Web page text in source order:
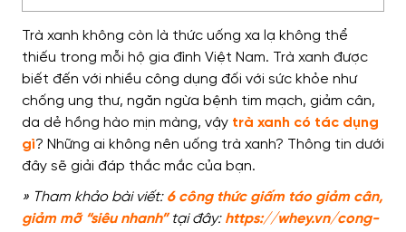
Trà xanh không còn là thức uống xa lạ không thể
thiếu trong mỗi hộ gia đình Việt Nam. Trà xanh được
biết đến với nhiều công dụng đối với sức khỏe như
chống ung thư, ngăn ngừa bệnh tim mạch, giảm cân,
da dẻ hồng hào mịn màng, vậy trà xanh có tác dụng
gì? Những ai không nên uống trà xanh? Thông tin dưới
đây sẽ giải đáp thắc mắc của bạn.
» Tham khảo bài viết: 6 công thức giấm táo giảm cân,
giảm mỡ “siêu nhanh”tại đây: https://whey.vn/cong-